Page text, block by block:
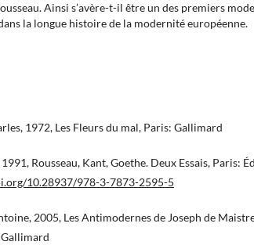
Ainsi s’avère-t-il être un des premiers
la longue histoire de la modernité européenne.
1972, Les Fleurs du mal, Paris: Gallimard
Rousseau, Kant, Goethe. Deux Essais, Paris:
10.28937/978-3-7873-2595-5
2005, Les Antimodernes de Joseph de